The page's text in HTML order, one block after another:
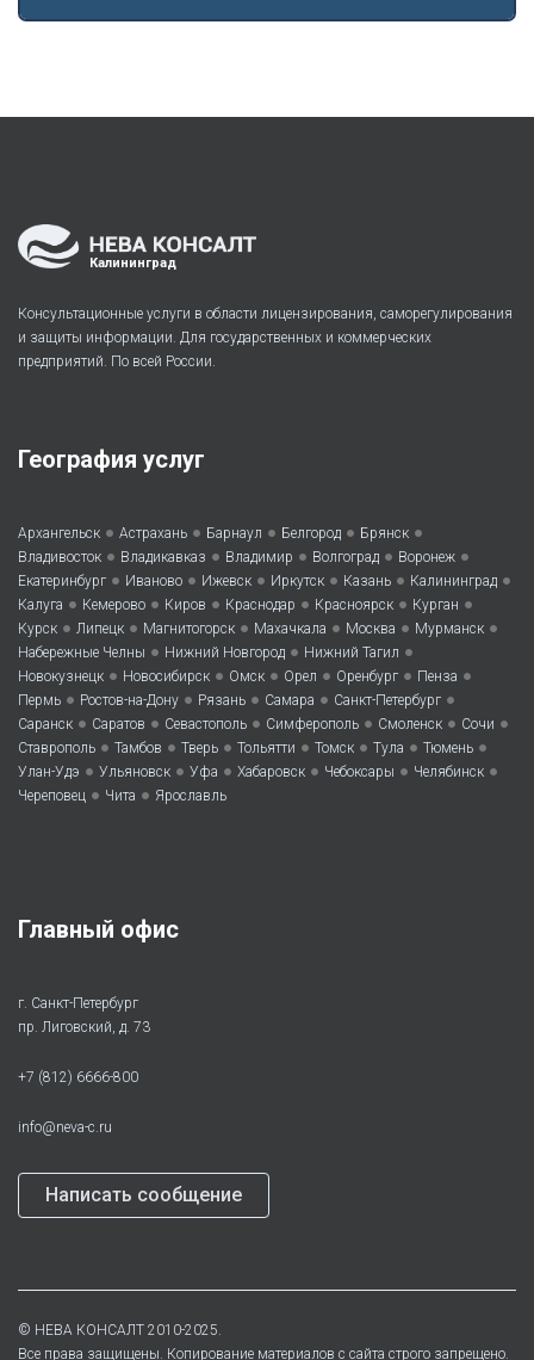
Калининград
Консультационные услуги в области лицензирования, саморегулирования
и защиты информации. Для государственных и коммерческих
предприятий. По всей России.
География услуг
Архангельск • Астрахань • Барнаул • Белгород • Брянск •
Владивосток • Владикавказ • Владимир • Волгоград • Воронеж •
Екатеринбург • Иваново • Ижевск • Иркутск • Казань • Калининград •
Калуга • Кемерово • Киров • Краснодар • Красноярск • Курган •
Курск • Липецк • Магнитогорск • Махачкала • Москва • Мурманск •
Набережные Челны • Нижний Новгород • Нижний Тагил •
Новокузнецк • Новосибирск • Омск • Орел • Оренбург • Пенза •
Пермь • Ростов-на-Дону • Рязань • Самара • Санкт-Петербург •
Саранск • Саратов • Севастополь • Симферополь • Смоленск • Сочи •
Ставрополь • Тамбов • Тверь • Тольятти • Томск • Тула • Тюмень •
Улан-Удэ • Ульяновск • Уфа • Хабаровск • Чебоксары • Челябинск •
Череповец • Чита • Ярославль
Главный офис
г. Санкт-Петербург
пр. Лиговский, д. 73
+7 (812) 6666-800
info@neva-c.ru
Написать сообщение
© НЕВА КОНСАЛТ 2010-2025.
Все права защищены. Копирование материалов с сайта строго запрещено.